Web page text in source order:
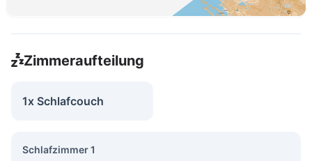
Zimmeraufteilung
1x Schlafcouch
Schlafzimmer 1